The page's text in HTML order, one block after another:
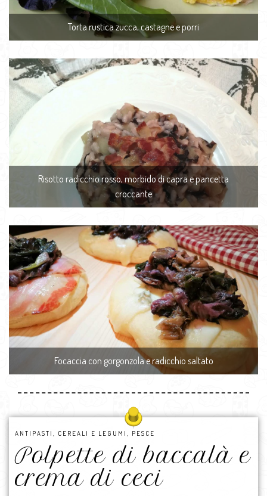
Torta rustica zucca, castagne e porri
Risotto radicchio rosso, morbido di capra e pancetta
croccante
Focaccia con gorgonzola e radicchio saltato
ANTIPASTI , CEREALI E LEGUMI , PESCE
Polpette di baccalà e
crema di ceci